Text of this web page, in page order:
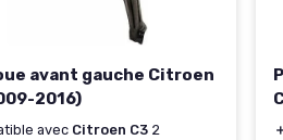
avant gauche Citroen
2016)
avec Citroen C3 2